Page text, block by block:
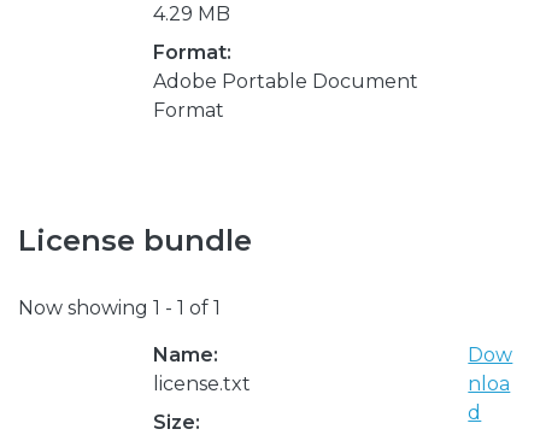
4.29 MB
Format:
Adobe Portable Document
Format
License bundle
Now showing 1 - 1 of 1
Name:
license.txt
Size:
Dow
nloa
d